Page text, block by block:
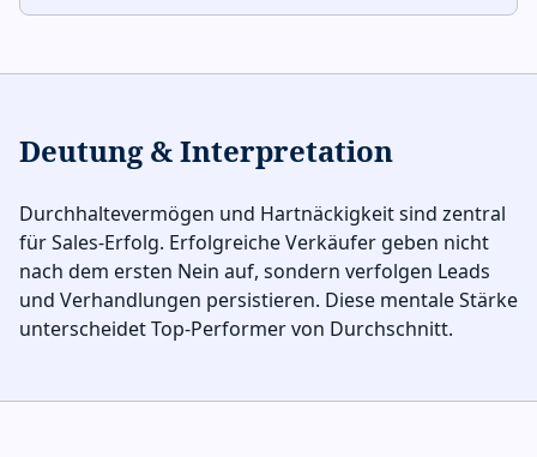
Deutung & Interpretation
Durchhaltevermögen und Hartnäckigkeit sind zentral
für Sales-Erfolg. Erfolgreiche Verkäufer geben nicht
nach dem ersten Nein auf, sondern verfolgen Leads
und Verhandlungen persistieren. Diese mentale Stärke
unterscheidet Top-Performer von Durchschnitt.